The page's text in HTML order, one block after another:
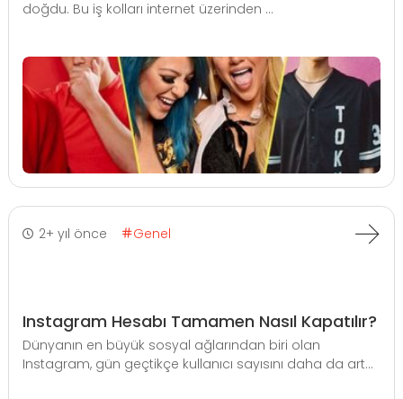
doğdu. Bu iş kolları internet üzerinden ...
2+ yıl önce Genel
Instagram Hesabı Tamamen Nasıl Kapatılır?
Dünyanın en büyük sosyal ağlarından biri olan
Instagram, gün geçtikçe kullanıcı sayısını daha da art...